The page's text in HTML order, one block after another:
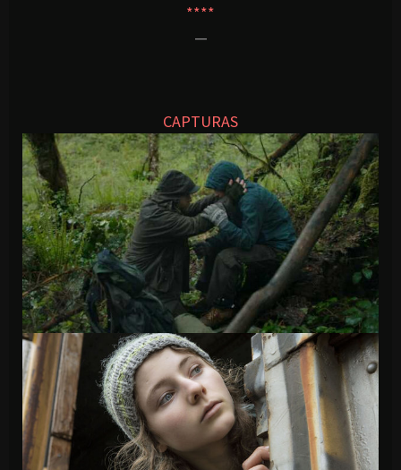
****
—
CAPTURAS